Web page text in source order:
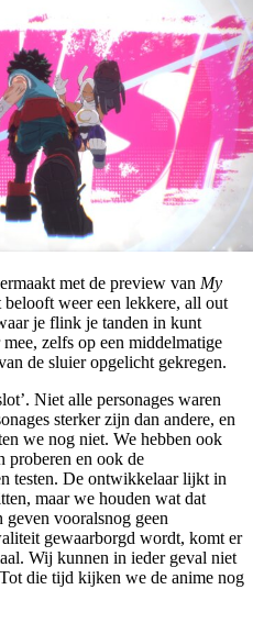
met de preview van My
weer een lekkere, all out
je flink je tanden in kunt
zelfs op een middelmatige
de sluier opgelicht gekregen.
Niet alle personages waren
sterker zijn dan andere, en
we nog niet. We hebben ook
proberen en ook de
testen. De ontwikkelaar lijkt in
maar we houden wat dat
geven vooralsnog geen
gewaarborgd wordt, komt er
Wij kunnen in ieder geval niet
die tijd kijken we de anime nog